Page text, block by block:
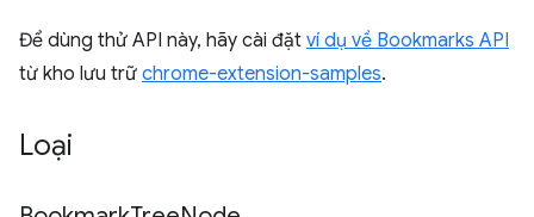
Để dùng thử API này, hãy cài đặt ví dụ về Bookmarks API
từ kho lưu trữ chrome-extension-samples.
Loại